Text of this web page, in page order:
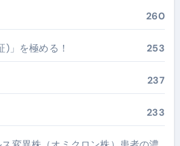
260
)」を極める！ 253
237
233